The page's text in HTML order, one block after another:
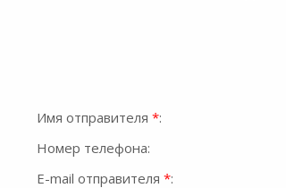
Имя отправителя *:
Номер телефона:
E-mail отправителя *: